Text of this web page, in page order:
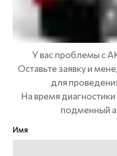
У вас проблемы с
Оставьте заявку и
для
На время
подменный
Имя